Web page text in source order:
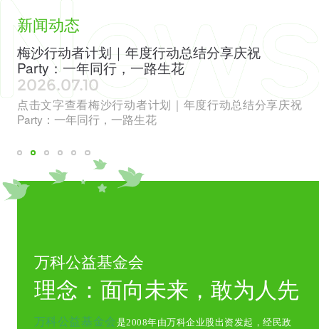
新闻动态
全国低碳日丨社区厨余堆肥平台年度交流会：看
见绿色转型新实践
2026.06.17
点击文字查看全国低碳日丨社区厨余堆肥平台年度交流
会：看见绿色转型新实践
万
万科公益基金会
理念：面向未来，敢为人先
万科公益基金会是2008年由万科企业股出资发起，经民政